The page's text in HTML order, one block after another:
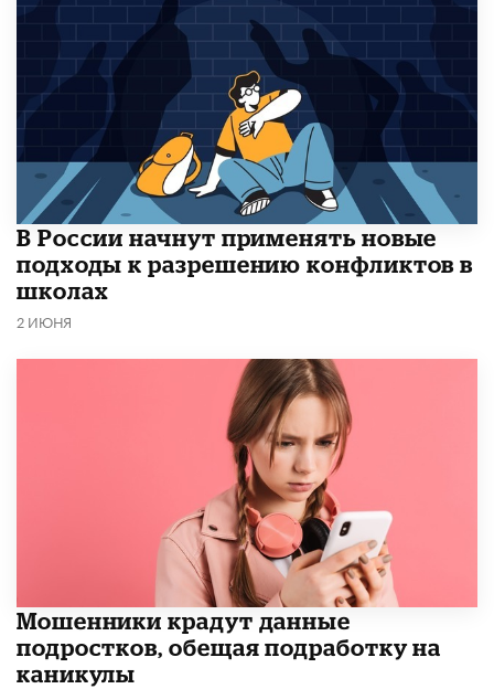
В России начнут применять новые
подходы к разрешению конфликтов в
школах
2 ИЮНЯ
Мошенники крадут данные
подростков, обещая подработку на
каникулы